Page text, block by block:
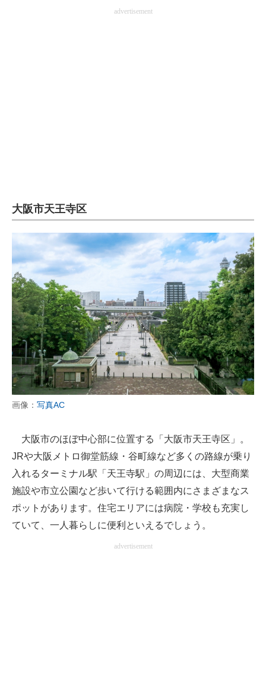
advertisement
大阪市天王寺区
画像： 写真AC
大阪市のほぼ中心部に位置する「大阪市天王寺区」。
JRや大阪メトロ御堂筋線・谷町線など多くの路線が乗り
入れるターミナル駅「天王寺駅」の周辺には、大型商業
施設や市立公園など歩いて行ける範囲内にさまざまなス
ポットがあります。住宅エリアには病院・学校も充実し
ていて、一人暮らしに便利といえるでしょう。
advertisement